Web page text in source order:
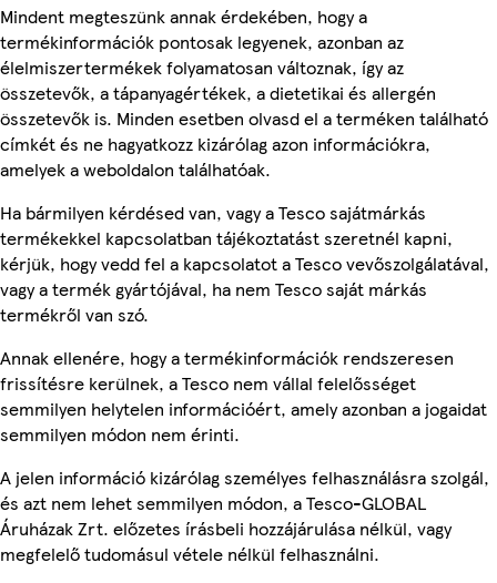
Mindent megteszünk annak érdekében, hogy a
termékinformációk pontosak legyenek, azonban az
élelmiszertermékek folyamatosan változnak, így az
összetevők, a tápanyagértékek, a dietetikai és allergén
összetevők is. Minden esetben olvasd el a terméken található
címkét és ne hagyatkozz kizárólag azon információkra,
amelyek a weboldalon találhatóak.
Ha bármilyen kérdésed van, vagy a Tesco sajátmárkás
termékekkel kapcsolatban tájékoztatást szeretnél kapni,
kérjük, hogy vedd fel a kapcsolatot a Tesco vevőszolgálatával,
vagy a termék gyártójával, ha nem Tesco saját márkás
termékről van szó.
Annak ellenére, hogy a termékinformációk rendszeresen
frissítésre kerülnek, a Tesco nem vállal felelősséget
semmilyen helytelen információért, amely azonban a jogaidat
semmilyen módon nem érinti.
A jelen információ kizárólag személyes felhasználásra szolgál,
és azt nem lehet semmilyen módon, a Tesco-GLOBAL
Áruházak Zrt. előzetes írásbeli hozzájárulása nélkül, vagy
megfelelő tudomásul vétele nélkül felhasználni.